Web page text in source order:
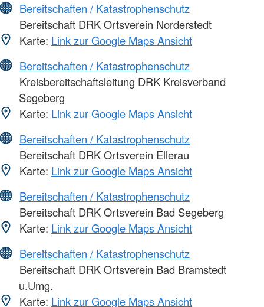
Bereitschaften / Katastrophenschutz
Bereitschaft DRK Ortsverein Norderstedt
Karte: Link zur Google Maps Ansicht
Bereitschaften / Katastrophenschutz
Kreisbereitschaftsleitung DRK Kreisverband
Segeberg
Karte: Link zur Google Maps Ansicht
Bereitschaften / Katastrophenschutz
Bereitschaft DRK Ortsverein Ellerau
Karte: Link zur Google Maps Ansicht
Bereitschaften / Katastrophenschutz
Bereitschaft DRK Ortsverein Bad Segeberg
Karte: Link zur Google Maps Ansicht
Bereitschaften / Katastrophenschutz
Bereitschaft DRK Ortsverein Bad Bramstedt
u.Umg.
Karte: Link zur Google Maps Ansicht